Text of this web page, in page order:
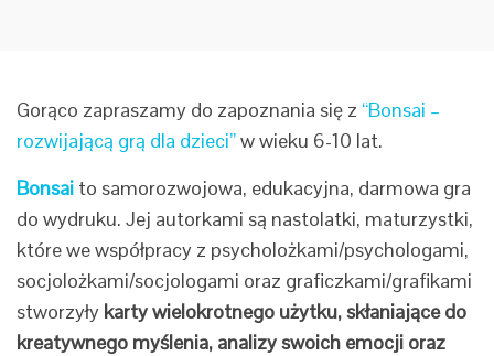
Gorąco zapraszamy do zapoznania się z “Bonsai –
rozwijającą grą dla dzieci”w wieku 6-10 lat.
Bonsai to samorozwojowa, edukacyjna, darmowa gra
do wydruku. Jej autorkami są nastolatki, maturzystki,
które we współpracy z psycholożkami/psychologami,
socjolożkami/socjologami oraz graficzkami/grafikami
stworzyły karty wielokrotnego użytku, skłaniające do
kreatywnego myślenia, analizy swoich emocji oraz